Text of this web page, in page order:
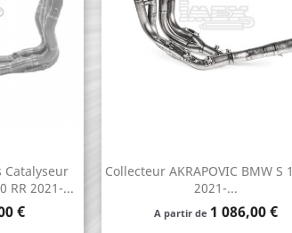
Catalyseur
RR 2021-...
€
Collecteur AKRAPOVIC BMW S
2021-...
A partir de Prix
1 086,00 €
Aperçu rapide